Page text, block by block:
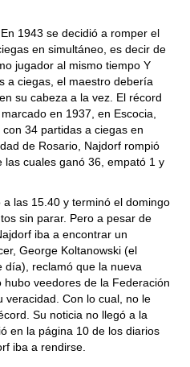
1943 se decidió a romper el
en simultáneo, es decir de
jugador al mismo tiempo Y
a ciegas, el maestro debería
su cabeza a la vez. El récord
en 1937, en Escocia,
34 partidas a ciegas en
de Rosario, Najdorf rompió
cuales ganó 36, empató 1 y
las 15.40 y terminó el domingo
sin parar. Pero a pesar de
iba a encontrar un
George Koltanowski (el
día), reclamó que la nueva
veedores de la Federación
veracidad. Con lo cual, no le
Su noticia no llegó a la
en la página 10 de los diarios
iba a rendirse.